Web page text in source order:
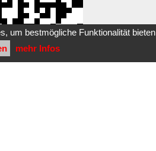
um bestmögliche Funktionalität bieten
mehr Infos